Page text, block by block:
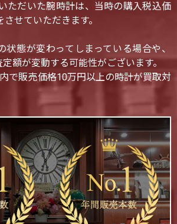
ただいた腕時計は、当時の購入税込価
せていただきます。
態が変わってしまっている場合や、
額が変動する可能性がございます。
で販売価格10万円以上の時計が買取対